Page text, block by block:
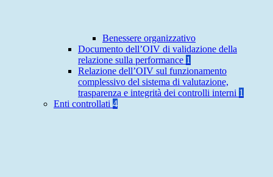
Benessere organizzativo
Documento dell’OIV di validazione della
relazione sulla performance 1
Relazione dell’OIV sul funzionamento
complessivo del sistema di valutazione,
trasparenza e integrità dei controlli interni 1
Enti controllati 4